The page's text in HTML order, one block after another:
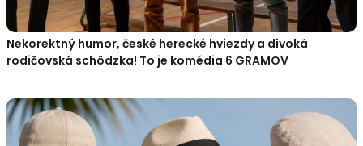
Nekorektný humor, české herecké hviezdy a divoká
rodičovská schôdzka! To je komédia 6 GRAMOV